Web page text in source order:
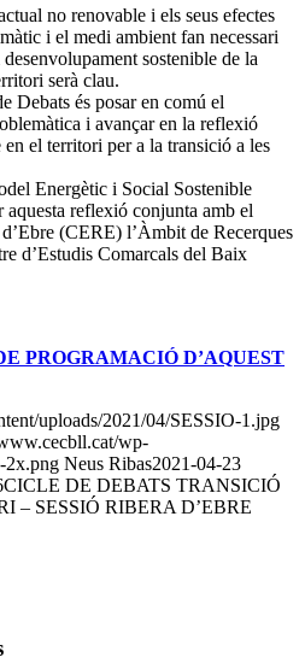
no renovable i els seus efectes
i el medi ambient fan necessari
sostenible de la
serà clau.
Debats és posar en comú el
i avançar en la reflexió
en el territori per a la transició a les
Energètic i Social Sostenible
reflexió conjunta amb el
(CERE) l’Àmbit de Recerques
d’Estudis Comarcals del Baix
PROGRAMACIÓ D’AQUEST
uploads/2021/04/SESSIO-1.jpg
wp-
2x.png Neus Ribas2021-04-23
CICLE DE DEBATS TRANSICIÓ
– SESSIÓ RIBERA D’EBRE